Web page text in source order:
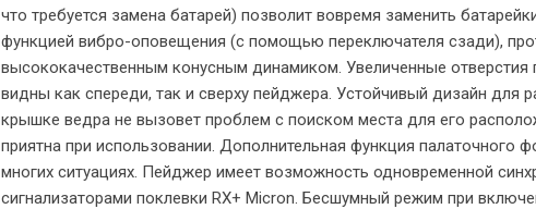
что требуется замена батарей) позволит вовремя заменить
функцией вибро-оповещения (с помощью переключателя сзади),
высококачественным конусным динамиком. Увеличенные
видны как спереди, так и сверху пейджера. Устойчивый дизайн для
крышке ведра не вызовет проблем с поиском места для его
приятна при использовании. Дополнительная функция палаточного
многих ситуациях. Пейджер имеет возможность одновременной
сигнализаторами поклевки RX+ Micron. Бесшумный режим при